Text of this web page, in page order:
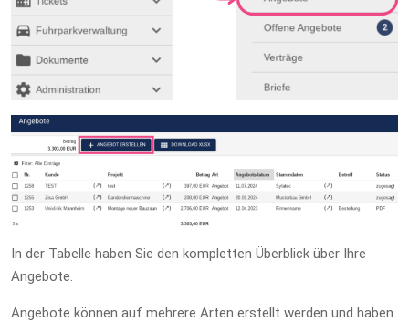
In der Tabelle haben Sie den kompletten Überblick über Ihre
Angebote.
Angebote können auf mehrere Arten erstellt werden und haben